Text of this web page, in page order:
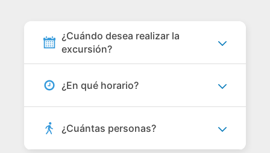
¿Cuándo desea realizar la
excursión?
¿En qué horario?
¿Cuántas personas?